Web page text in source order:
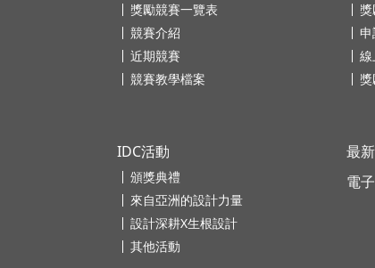
獎勵競賽一覽表
競賽介紹
近期競賽
競賽教學檔案
IDC活動
頒獎典禮
來自亞洲的設計力量
設計深耕X生根設計
其他活動
最
電